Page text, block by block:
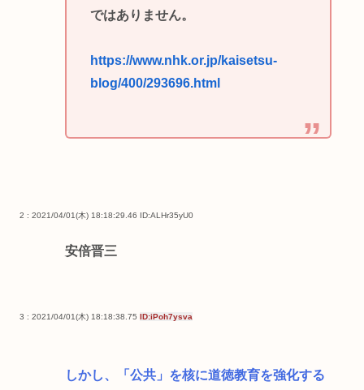
ではありません。
https://www.nhk.or.jp/kaisetsu-
blog/400/293696.html
2 : 2021/04/01(木) 18:18:29.46 ID:ALHr35yU0
安倍晋三
3 : 2021/04/01(木) 18:18:38.75 ID:iPoh7ysva
しかし、「公共」を核に道徳教育を強化する